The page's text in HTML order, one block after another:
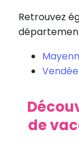
Retrouvez
Vendée
de